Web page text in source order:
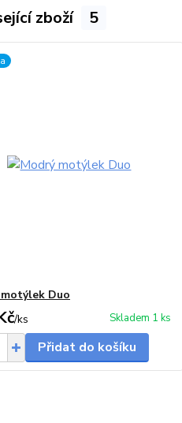
zboží 5
Duo
/ks Skladem 1 ks
Přidat do košíku